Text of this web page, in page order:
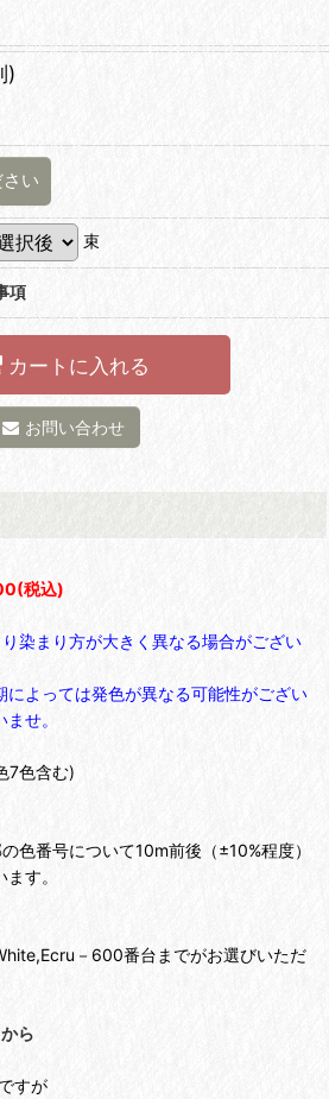
)
い
束
項
カートに入れる
お問い合わせ
税込)
染まり方が大きく異なる場合がござい
によっては発色が異なる可能性がござい
せ。
7色含む)
色番号について10m前後（±10%程度）
す。
－600番台までがお選びいただ
ら
すが